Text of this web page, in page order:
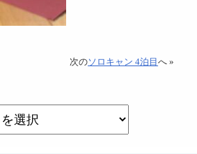
次のソロキャン 4泊目へ »